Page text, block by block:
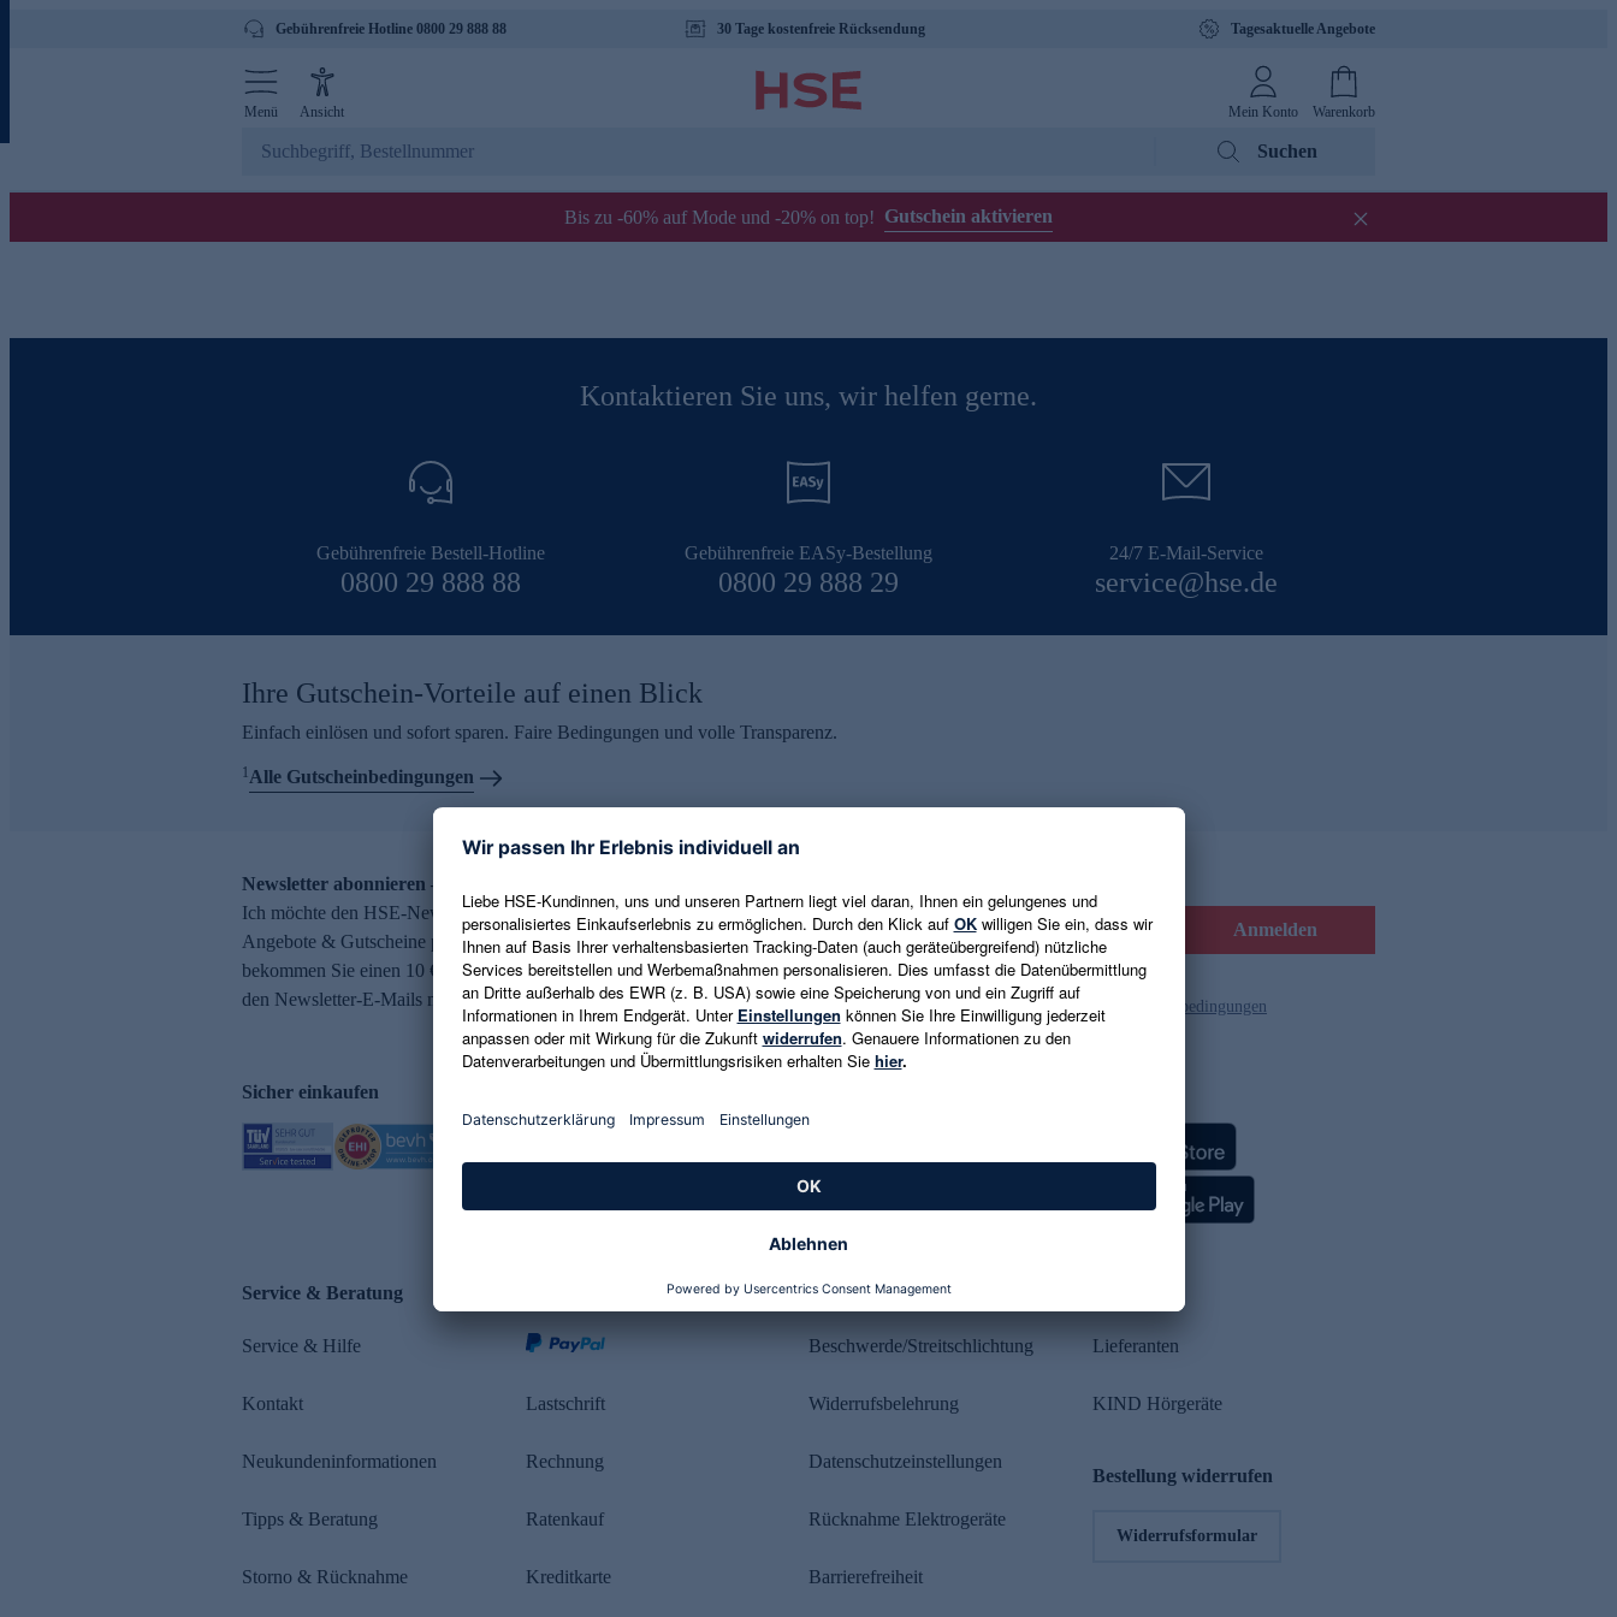
Gebührenfreie Hotline 0800 29 888 88 30 Tage kostenfreie Rücksendung Tagesaktuelle Angebote
Menü Ansicht Mein Konto Warenkorb
Suchen
Bis zu -60% auf Mode und -20% on top! Gutschein aktivieren
Kontaktieren Sie uns, wir helfen gerne.
Gebührenfreie Bestell-Hotline
0800 29 888 88
Gebührenfreie EASy-Bestellung
0800 29 888 29
24/7 E-Mail-Service
service@hse.de
Ihre Gutschein-Vorteile auf einen Blick
Einfach einlösen und sofort sparen. Faire Bedingungen und volle Transparenz.
1Alle Gutscheinbedingungen
Newsletter abonnieren – 10 € Gutschein erhalten
Ich möchte den HSE-Newsletter abonnieren und aktuelle Trends,
Angebote & Gutscheine per E-Mail erhalten. Als Dankeschön
bekommen Sie einen 10 € Gutschein. Eine Abmeldung ist jederzeit in
den Newsletter-E-Mails möglich.
E-Mail-Adresse eingeben Anmelden
Es gelten die Datenschutzrichtlinien und die Gutscheinbedingungen
Sicher einkaufen
Service & Beratung
Service & Hilfe
Kontakt
Neukundeninformationen
Tipps & Beratung
Storno & Rücknahme
Lastschrift
Rechnung
Ratenkauf
Kreditkarte
Rechtliches
Beschwerde/Streitschlichtung
Widerrufsbelehrung
Datenschutzeinstellungen
Rücknahme Elektrogeräte
Barrierefreiheit
Lieferanten
KIND Hörgeräte
Bestellung widerrufen
Widerrufsformular